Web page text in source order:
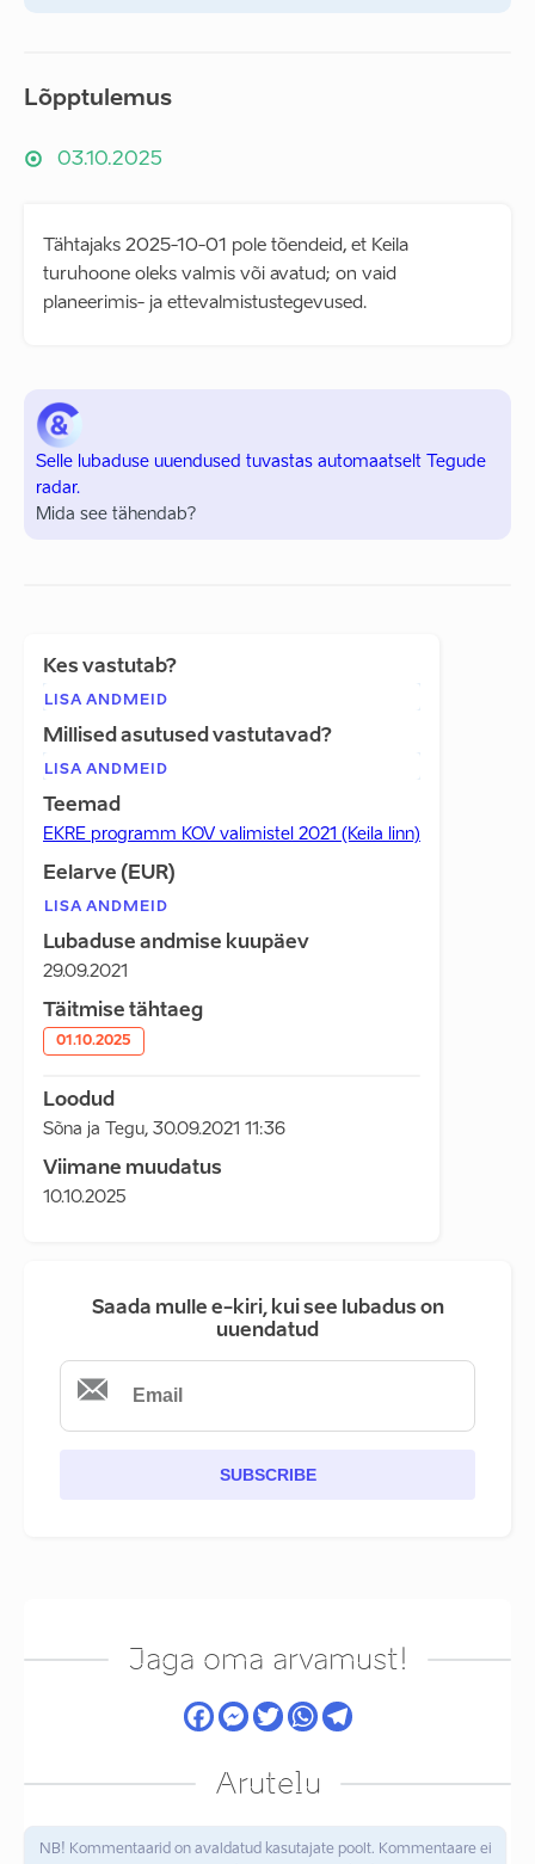
Lõpptulemus
03.10.2025
Tähtajaks 2025-10-01 pole tõendeid, et Keila
turuhoone oleks valmis või avatud; on vaid
planeerimis- ja ettevalmistustegevused.
Selle lubaduse uuendused tuvastas automaatselt Tegude
radar.
Mida see tähendab?
Kes vastutab?
LISA ANDMEID
Millised asutused vastutavad?
LISA ANDMEID
Teemad
EKRE programm KOV valimistel 2021 (Keila linn)
Eelarve (EUR)
LISA ANDMEID
Lubaduse andmise kuupäev
29.09.2021
Täitmise tähtaeg
01.10.2025
Loodud
Sõna ja Tegu, 30.09.2021 11:36
Viimane muudatus
10.10.2025
Saada mulle e-kiri, kui see lubadus on
uuendatud
SUBSCRIBE
Jaga oma arvamust!
Arutelu
NB! Kommentaarid on avaldatud kasutajate poolt. Kommentaare ei